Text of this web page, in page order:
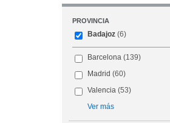
PROVINCIA
Badajoz (6)
Barcelona (139)
Madrid (60)
Valencia (53)
Ver más